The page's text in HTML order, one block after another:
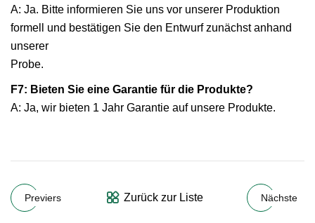
A: Ja. Bitte informieren Sie uns vor unserer Produktion
formell und bestätigen Sie den Entwurf zunächst anhand
unserer
Probe.
F7: Bieten Sie eine Garantie für die Produkte?
A: Ja, wir bieten 1 Jahr Garantie auf unsere Produkte.
Previers Zurück zur Liste Nächste